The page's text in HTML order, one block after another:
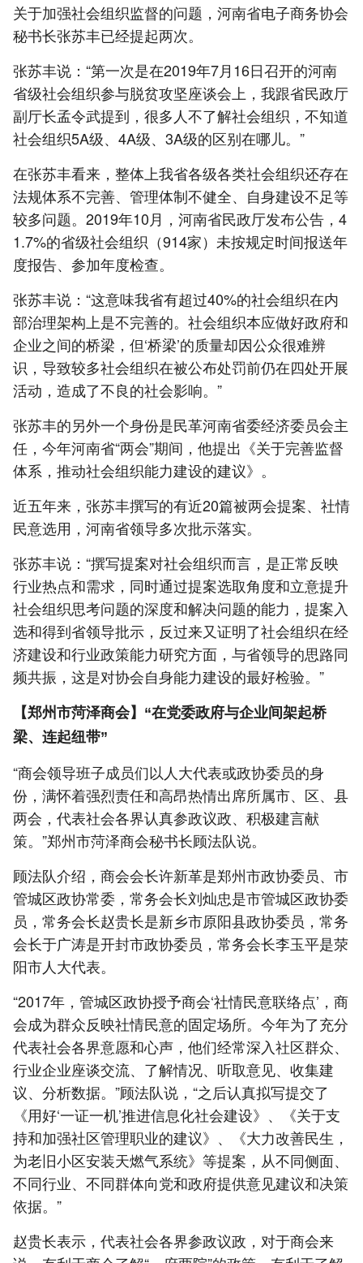
关于加强社会组织监督的问题，河南省电子商务协会
秘书长张苏丰已经提起两次。
张苏丰说：“第一次是在2019年7月16日召开的河南
省级社会组织参与脱贫攻坚座谈会上，我跟省民政厅
副厅长孟令武提到，很多人不了解社会组织，不知道
社会组织5A级、4A级、3A级的区别在哪儿。”
在张苏丰看来，整体上我省各级各类社会组织还存在
法规体系不完善、管理体制不健全、自身建设不足等
较多问题。2019年10月，河南省民政厅发布公告，4
1.7%的省级社会组织（914家）未按规定时间报送年
度报告、参加年度检查。
张苏丰说：“这意味我省有超过40%的社会组织在内
部治理架构上是不完善的。社会组织本应做好政府和
企业之间的桥梁，但‘桥梁’的质量却因公众很难辨
识，导致较多社会组织在被公布处罚前仍在四处开展
活动，造成了不良的社会影响。”
张苏丰的另外一个身份是民革河南省委经济委员会主
任，今年河南省“两会”期间，他提出《关于完善监督
体系，推动社会组织能力建设的建议》。
近五年来，张苏丰撰写的有近20篇被两会提案、社情
民意选用，河南省领导多次批示落实。
张苏丰说：“撰写提案对社会组织而言，是正常反映
行业热点和需求，同时通过提案选取角度和立意提升
社会组织思考问题的深度和解决问题的能力，提案入
选和得到省领导批示，反过来又证明了社会组织在经
济建设和行业政策能力研究方面，与省领导的思路同
频共振，这是对协会自身能力建设的最好检验。”
【郑州市菏泽商会】“在党委政府与企业间架起桥
梁、连起纽带”
“商会领导班子成员们以人大代表或政协委员的身
份，满怀着强烈责任和高昂热情出席所属市、区、县
两会，代表社会各界认真参政议政、积极建言献
策。”郑州市菏泽商会秘书长顾法队说。
顾法队介绍，商会会长许新革是郑州市政协委员、市
管城区政协常委，常务会长刘灿忠是市管城区政协委
员，常务会长赵贵长是新乡市原阳县政协委员，常务
会长于广涛是开封市政协委员，常务会长李玉平是荥
阳市人大代表。
“2017年，管城区政协授予商会‘社情民意联络点’，商
会成为群众反映社情民意的固定场所。今年为了充分
代表社会各界意愿和心声，他们经常深入社区群众、
行业企业座谈交流、了解情况、听取意见、收集建
议、分析数据。”顾法队说，“之后认真拟写提交了
《用好‘一证一机’推进信息化社会建设》、《关于支
持和加强社区管理职业的建议》、《大力改善民生，
为老旧小区安装天燃气系统》等提案，从不同侧面、
不同行业、不同群体向党和政府提供意见建议和决策
依据。”
赵贵长表示，代表社会各界参政议政，对于商会来